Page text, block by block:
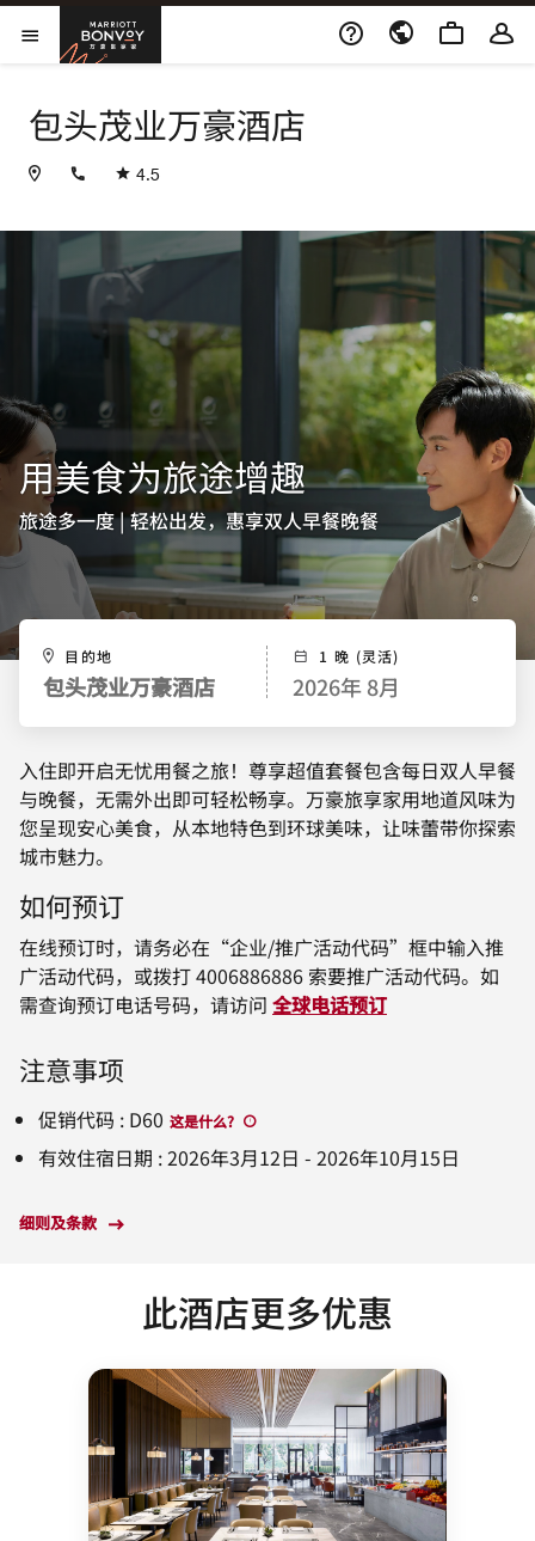
Skip to Content
打开菜单
万豪旅享家
包头茂业万豪酒店
+864726228888
4.5
用美食为旅途增趣
旅途多一度 | 轻松出发，惠享双人早餐晚餐
目的地
包头茂业万豪酒店
1 晚 (灵活)
2026年 8月
入住即开启无忧用餐之旅！尊享超值套餐包含每日双人早餐
与晚餐，无需外出即可轻松畅享。万豪旅享家用地道风味为
您呈现安心美食，从本地特色到环球美味，让味蕾带你探索
城市魅力。
如何预订
在线预订时，请务必在“企业/推广活动代码”框中输入推
广活动代码，或拨打 4006886886 索要推广活动代码。如
需查询预订电话号码，请访问 全球电话预订
注意事项
促销代码 : D60 这是什么?
有效住宿日期 :2026年3月12日 - 2026年10月15日
细则及条款
此酒店更多优惠